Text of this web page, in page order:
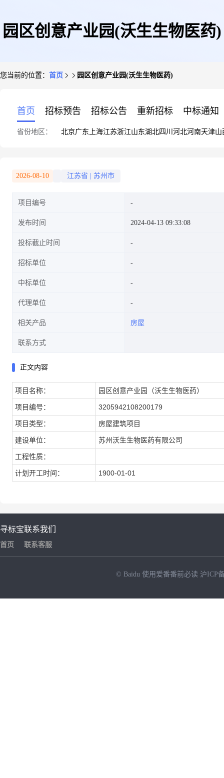
园区创意产业园(沃生生物医药)
您当前的位置： 首页 园区创意产业园(沃生生物医药)
首页 招标预告 招标公告 重新招标 中标通知
省份地区： 北京广东 上海江苏浙江山东湖北四川 河北河南天津山
2026-08-10 江苏省 苏州市
项目编号
发布时间 2024-04-13 09:33:08
投标截止时间
招标单位
中标单位
代理单位
相关产品 房屋
联系方式
正文内容
项目名称： 园区创意产业园（沃生生物医药）
项目编号： 3205942108200179
项目类型： 房屋建筑项目
建设单位： 苏州沃生生物医药有限公司
工程性质：
计划开工时间： 1900-01-01
寻标宝
首页
联系我们
联系客服
© Baidu 使用爱番番前必读 沪ICP